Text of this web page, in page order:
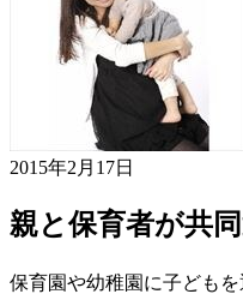
2015年2月17日
親と保育者が共
保育園や幼稚園に子ども